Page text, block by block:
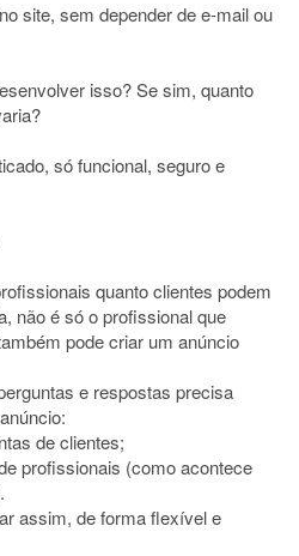
site, sem depender de e-mail ou
isso? Se sim, quanto
só funcional, seguro e
quanto clientes podem
não é só o profissional que
pode criar um anúncio
e respostas precisa
de clientes;
profissionais (como acontece
assim, de forma flexível e